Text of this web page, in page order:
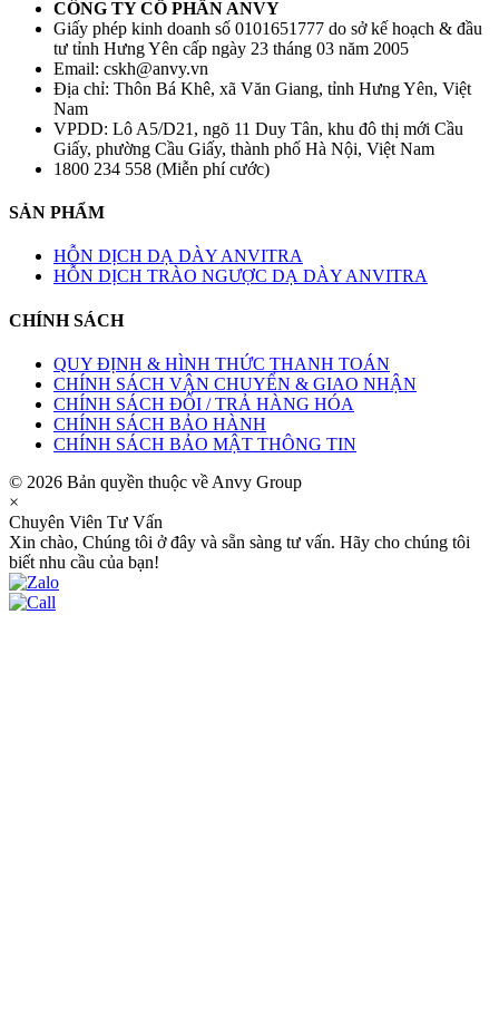
CÔNG TY CỔ PHẦN ANVY
Giấy phép kinh doanh số 0101651777 do sở kế hoạch & đầu
tư tỉnh Hưng Yên cấp ngày 23 tháng 03 năm 2005
Email: cskh@anvy.vn
Địa chỉ: Thôn Bá Khê, xã Văn Giang, tỉnh Hưng Yên, Việt
Nam
VPDD: Lô A5/D21, ngõ 11 Duy Tân, khu đô thị mới Cầu
Giấy, phường Cầu Giấy, thành phố Hà Nội, Việt Nam
1800 234 558 (Miễn phí cước)
SẢN PHẨM
HỖN DỊCH DẠ DÀY ANVITRA
HỖN DỊCH TRÀO NGƯỢC DẠ DÀY ANVITRA
CHÍNH SÁCH
QUY ĐỊNH & HÌNH THỨC THANH TOÁN
CHÍNH SÁCH VẬN CHUYỂN & GIAO NHẬN
CHÍNH SÁCH ĐỔI / TRẢ HÀNG HÓA
CHÍNH SÁCH BẢO HÀNH
CHÍNH SÁCH BẢO MẬT THÔNG TIN
© 2026 Bản quyền thuộc về Anvy Group
×
Chuyên Viên Tư Vấn
Xin chào, Chúng tôi ở đây và sẵn sàng tư vấn. Hãy cho chúng tôi
biết nhu cầu của bạn!